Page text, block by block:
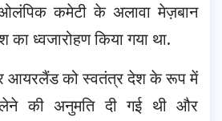
कमेटी के अलावा मेज़बान
ध्वजारोहण किया गया था.
आयरलैंड को स्वतंत्र देश के रूप में
लेने की अनुमति दी गई थी और